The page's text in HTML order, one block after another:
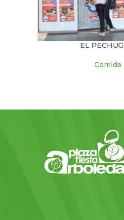
EL
Comida